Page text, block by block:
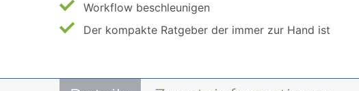
Workflow beschleunigen
Der kompakte Ratgeber der immer zur Hand ist